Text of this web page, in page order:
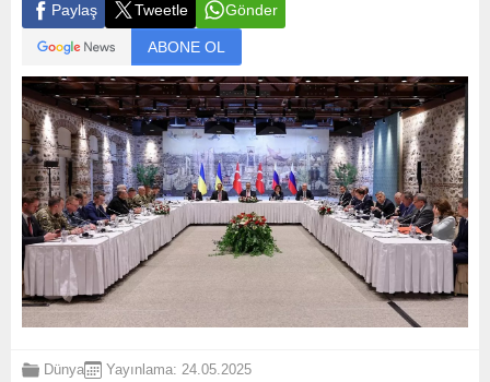
Paylaş Tweetle Gönder
ABONE OL
Dünya Yayınlama: 24.05.2025